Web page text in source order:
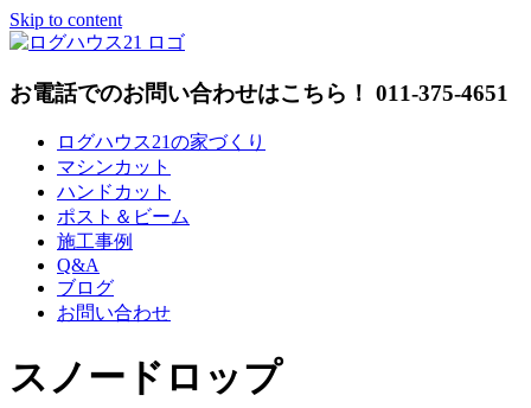
Skip to content
お電話でのお問い合わせはこちら！ 011-375-4651
ログハウス21の家づくり
マシンカット
ハンドカット
ポスト＆ビーム
施工事例
Q&A
ブログ
お問い合わせ
スノードロップ